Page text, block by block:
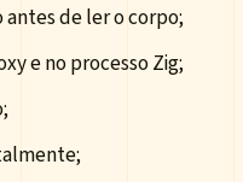
de ler o corpo;
e no processo Zig;